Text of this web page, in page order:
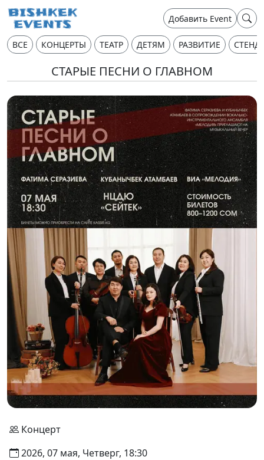
Добавить Event
ВСЕ КОНЦЕРТЫ ТЕАТР ДЕТЯМ РАЗВИТИЕ
СТАРЫЕ ПЕСНИ О ГЛАВНОМ
Концерт
2026, 07 мая, Четверг, 18:30